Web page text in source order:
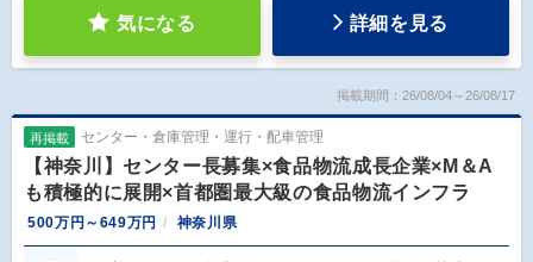
気になる 詳細を見る
掲載期間：26/08/04～26/08/17
再掲載 センター・倉庫管理・運行・配車管理
【神奈川】センター長募集×食品物流成長企業×M＆A
も積極的に展開×首都圏最大級の食品物流インフラ
500万円～649万円 神奈川県